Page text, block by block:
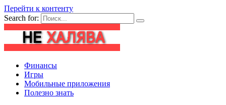
Перейти к контенту
Search for:
Финансы
Игры
Мобильные приложения
Полезно знать